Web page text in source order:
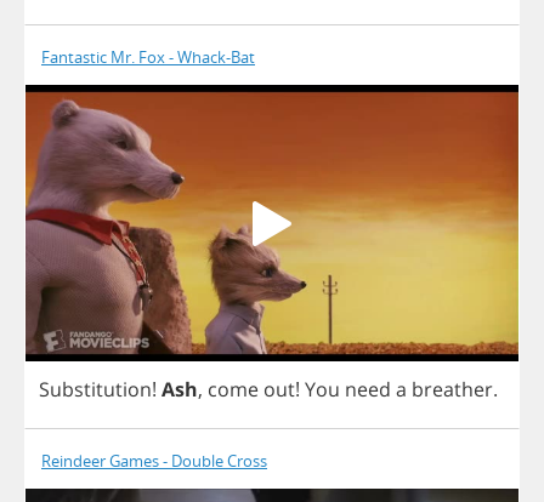
Fantastic Mr. Fox - Whack-Bat
Substitution! Ash, come out! You need a breather.
Reindeer Games - Double Cross